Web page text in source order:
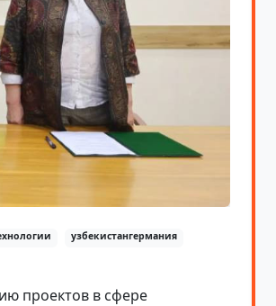
узбекистангермания
проектов в сфере